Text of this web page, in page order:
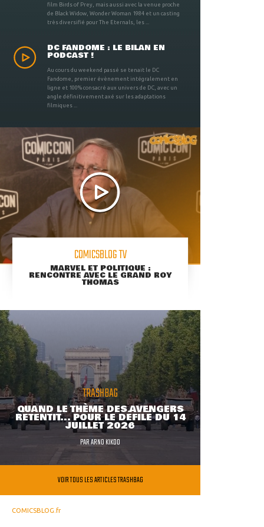
film Birds of Prey, mais aussi avec la venue proche
de Black Widow, Wonder Woman 1984 et un casting
très diversifié pour The Eternals, les ...
DC FANDOME : LE BILAN EN
PODCAST !
Au cours du weekend passé se tenait le DC
Fandome, premier évènement intégralement en
ligne et 100% consacré aux univers de DC, avec un
angle définitivement axé sur les adaptations
filmiques ...
COMICSBLOG TV
MARVEL ET POLITIQUE :
RENCONTRE AVEC LE GRAND ROY
THOMAS
TRASHBAG
QUAND LE THÈME DES AVENGERS
RETENTIT... POUR LE DÉFILÉ DU 14
JUILLET 2026
PARARNO KIKOO
VOIR TOUS LES ARTICLES TRASHBAG
COMICSBLOG.fr